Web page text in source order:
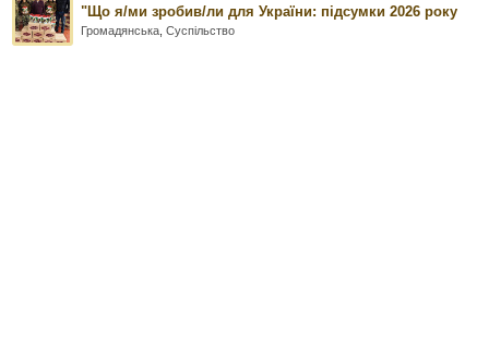
"Що я/ми зробив/ли для України: підсумки 2026 року
Громадянська ,Суспільство